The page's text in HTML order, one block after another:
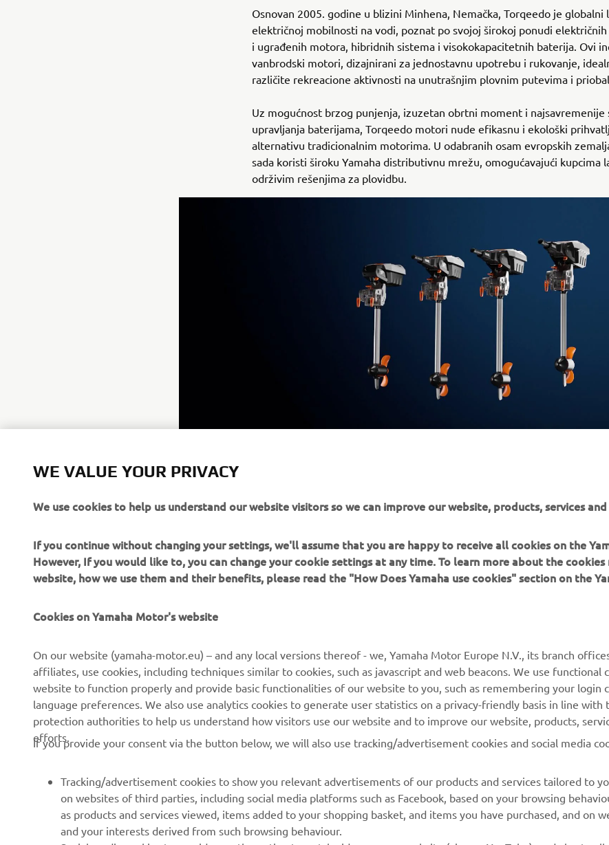
Osnovan 2005. godine u blizini Minhena, Nemačka, Torqeedo je globalni
električnoj mobilnosti na vodi, poznat po svojoj širokoj ponudi električnih
i ugrađenih motora, hibridnih sistema i visokokapacitetnih baterija. Ovi
vanbrodski motori, dizajnirani za jednostavnu upotrebu i rukovanje,
različite rekreacione aktivnosti na unutrašnjim plovnim putevima i
Uz mogućnost brzog punjenja, izuzetan obrtni moment i najsavremenije
upravljanja baterijama, Torqeedo motori nude efikasnu i ekološki
alternativu tradicionalnim motorima. U odabranih osam evropskih
sada koristi široku Yamaha distributivnu mrežu, omogućavajući kupcima
održivim rešenjima za plovidbu.
About us
Events
Press
Working at Yamaha
Become a Dealer
eBike systems
Authorities & Police
Golfcourses
First responders
Robotics
Partnerships
MyYamaha
Yamaha Racing
Yamaha Motor Global
Parts Catalogue
Book Maintenance
Dealer locator
Management of Waste
WE VALUE YOUR PRIVACY
We use cookies to help us understand our website visitors so we can improve our website, products, services
If you continue without changing your settings, we'll assume that you are happy to receive all cookies on the
However, If you would like to, you can change your cookie settings at any time. To learn more about the
website, how we use them and their benefits, please read the "How Does Yamaha use cookies" section on the
Cookies on Yamaha Motor's website
On our website (yamaha-motor.eu) – and any local versions thereof - we, Yamaha Motor Europe N.V., its branch
affiliates, use cookies, including techniques similar to cookies, such as javascript and web beacons. We use functional
website to function properly and provide basic functionalities of our website to you, such as remembering your login
language preferences. We also use analytics cookies to generate user statistics on a privacy-friendly basis in line
protection authorities to help us understand how visitors use our website and to improve our website, products,
efforts.
If you provide your consent via the button below, we will also use tracking/advertisement cookies and social media
Tracking/advertisement cookies to show you relevant advertisements of our products and services tailored to
on websites of third parties, including social media platforms such as Facebook, based on your browsing
as products and services viewed, items added to your shopping basket, and items you have purchased, and on
and your interests derived from such browsing behaviour.